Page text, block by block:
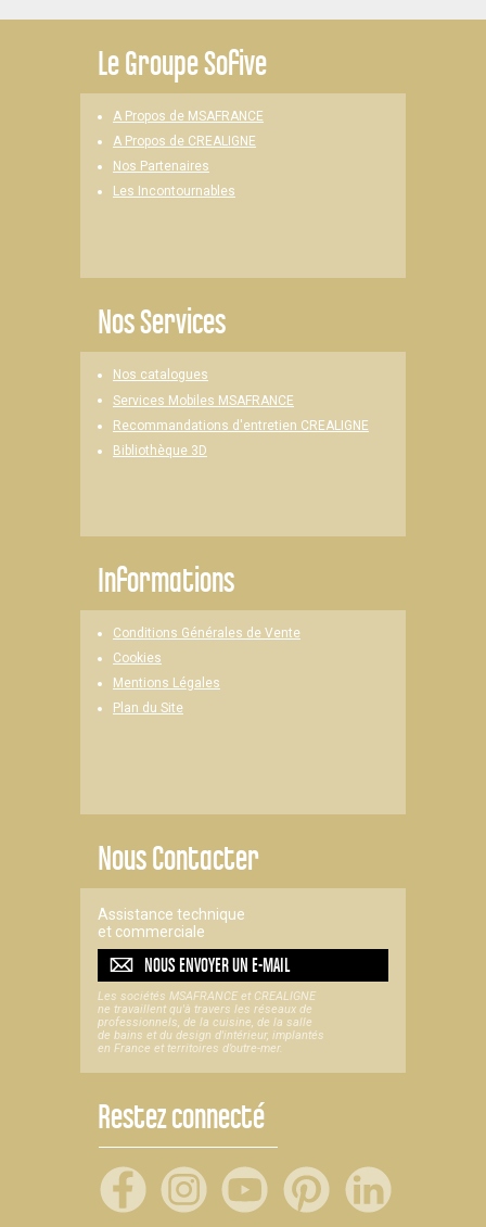
LeGroupe Sofive
A Propos de MSAFRANCE
A Propos de CREALIGNE
Nos Partenaires
Les Incontournables
Nos Services
Nos catalogues
Services Mobiles MSAFRANCE
Recommandations d'entretien CREALIGNE
Bibliothèque 3D
Informations
Conditions Générales de Vente
Cookies
Mentions Légales
Plan du Site
Nous Contacter
Assistance technique
et commerciale
NOUS ENVOYER UNE-MAIL
Les sociétés MSAFRANCE et CREALIGNE
ne travaillent qu'à travers les réseaux de
professionnels, de la cuisine, de la salle
de bains et du design d'intérieur, implantés
en France et territoires d’outre-mer.
Restez connecté